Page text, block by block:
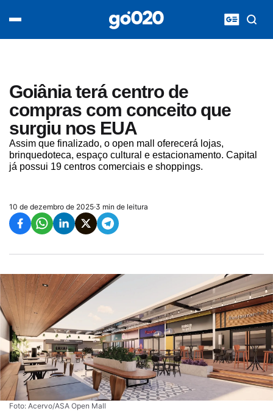
Goiânia terá centro de
compras com conceito que
surgiu nos EUA
Assim que finalizado, o open mall oferecerá lojas,
brinquedoteca, espaço cultural e estacionamento. Capital
já possui 19 centros comerciais e shoppings.
10 de dezembro de 2025·3 min de leitura
Foto: Acervo/ASA Open Mall
acontece agora
entretenimento
vídeos
pod020